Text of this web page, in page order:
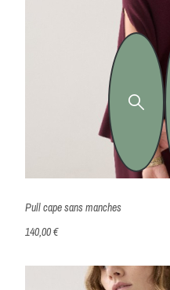
Pull cape sans manches
140,00 €